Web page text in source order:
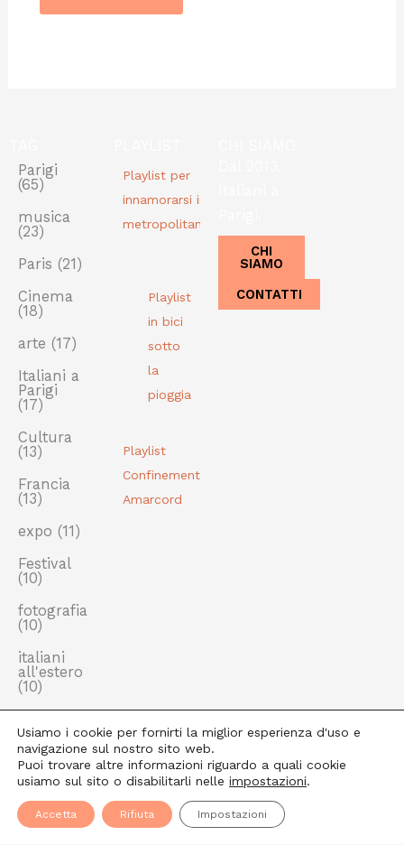
CHI
SIAMO
CONTATTI
Playlist per
innamorarsi in
metropolitana
Playlist
in bici
sotto
la
pioggia
Playlist
Confinement
Amarcord
Parigi
(65)
musica
(23)
Paris(21)
Cinema
(18)
arte(17)
Italiani a
Parigi
(17)
Cultura
(13)
Francia
(13)
expo(11)
Festival
(10)
fotografia
(10)
italiani
all'estero
(10)
Copyright © 2026 Parigi Grossomodo | Cookie Policy
Usiamo i cookie per fornirti la miglior esperienza d'uso e
navigazione sul nostro sito web.
Puoi trovare altre informazioni riguardo a quali cookie
usiamo sul sito o disabilitarli nelle impostazioni.
Accetta Rifiuta Impostazioni